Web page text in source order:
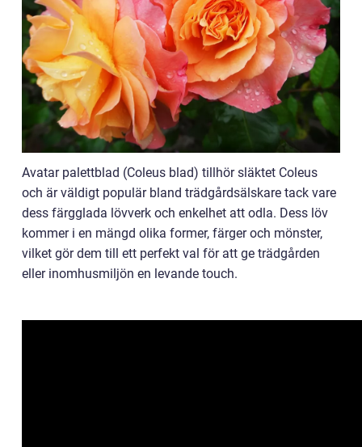
Avatar palettblad (Coleus blad) tillhör släktet Coleus
och är väldigt populär bland trädgårdsälskare tack vare
dess färgglada lövverk och enkelhet att odla. Dess löv
kommer i en mängd olika former, färger och mönster,
vilket gör dem till ett perfekt val för att ge trädgården
eller inomhusmiljön en levande touch.